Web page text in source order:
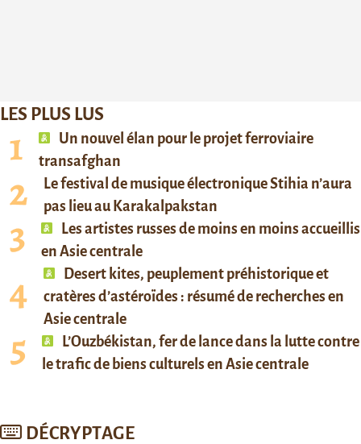
LES PLUS LUS
Un nouvel élan pour le projet ferroviaire
transafghan
Le festival de musique électronique Stihia n’aura
pas lieu au Karakalpakstan
Les artistes russes de moins en moins accueillis
en Asie centrale
Desert kites, peuplement préhistorique et
cratères d’astéroïdes : résumé de recherches en
Asie centrale
L’Ouzbékistan, fer de lance dans la lutte contre
le trafic de biens culturels en Asie centrale
DÉCRYPTAGE